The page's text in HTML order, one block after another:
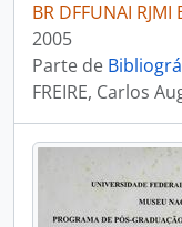
BR DFFUNAI
2005
Parte de
FREIRE, Carlos